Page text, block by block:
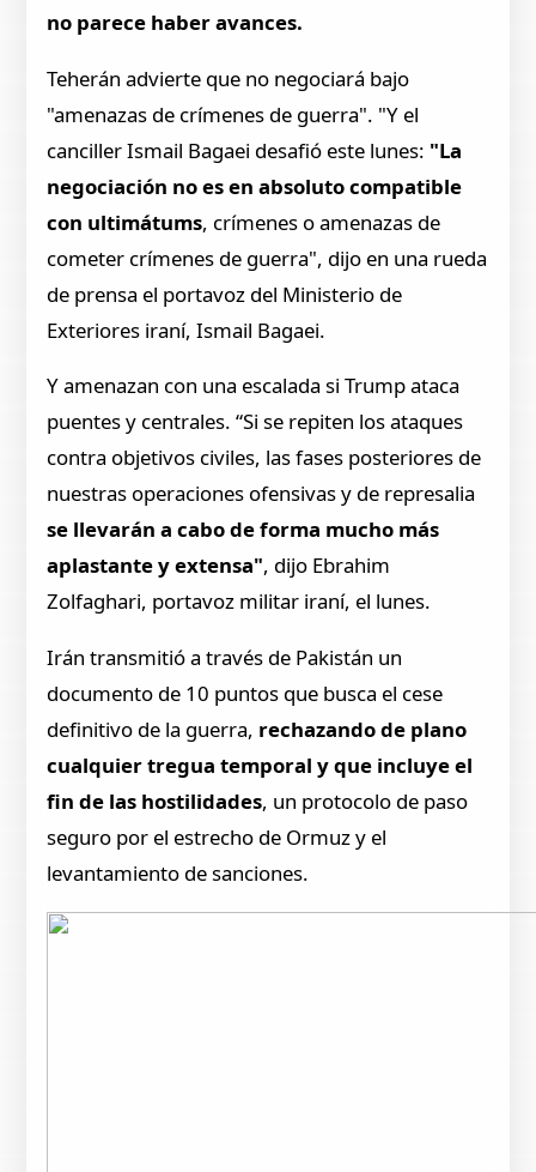
no parece haber avances.
Teherán advierte que no negociará bajo
"amenazas de crímenes de guerra". "Y el
canciller Ismail Bagaei desafió este lunes: "La
negociación no es en absoluto compatible
con ultimátums, crímenes o amenazas de
cometer crímenes de guerra", dijo en una rueda
de prensa el portavoz del Ministerio de
Exteriores iraní, Ismail Bagaei.
Y amenazan con una escalada si Trump ataca
puentes y centrales. “Si se repiten los ataques
contra objetivos civiles, las fases posteriores de
nuestras operaciones ofensivas y de represalia
se llevarán a cabo de forma mucho más
aplastante y extensa", dijo Ebrahim
Zolfaghari, portavoz militar iraní, el lunes.
Irán transmitió a través de Pakistán un
documento de 10 puntos que busca el cese
definitivo de la guerra, rechazando de plano
cualquier tregua temporal y que incluye el
fin de las hostilidades, un protocolo de paso
seguro por el estrecho de Ormuz y el
levantamiento de sanciones.